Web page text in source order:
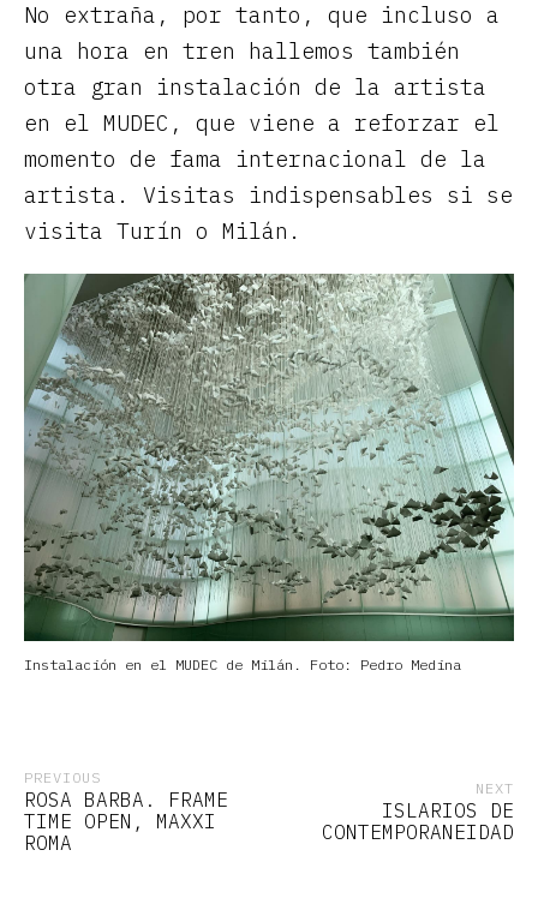
No extraña, por tanto, que incluso a
una hora en tren hallemos también
otra gran instalación de la artista
en el MUDEC, que viene a reforzar el
momento de fama internacional de la
artista. Visitas indispensables si se
visita Turín o Milán.
Instalación en el MUDEC de Milán. Foto: Pedro Medina
PREVIOUS
ROSA BARBA. FRAME
TIME OPEN, MAXXI
ROMA
NEXT
ISLARIOS DE
CONTEMPORANEIDAD